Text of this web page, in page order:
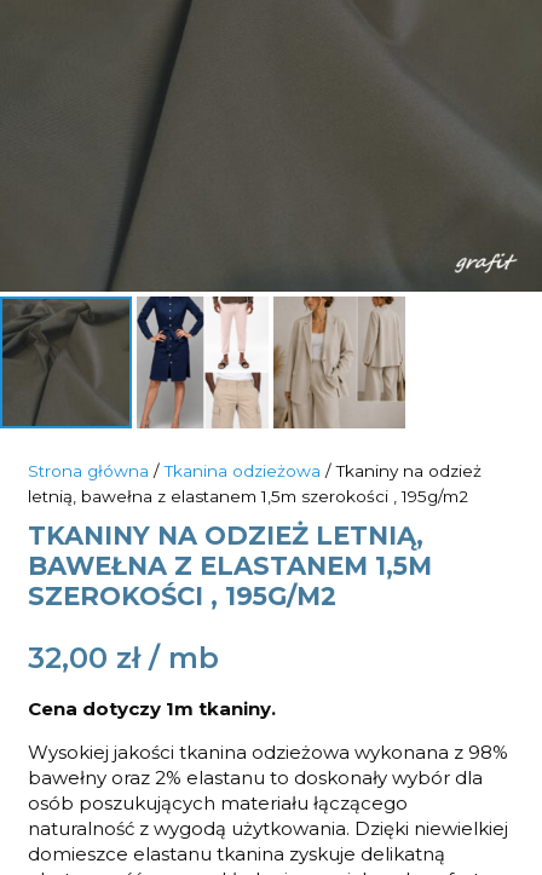
Strona główna /Tkanina odzieżowa / Tkaniny na odzież
letnią, bawełna z elastanem 1,5m szerokości , 195g/m2
TKANINY NA ODZIEŻ LETNIĄ,
BAWEŁNA Z ELASTANEM 1,5M
SZEROKOŚCI , 195G/M2
32,00 zł
Cena dotyczy 1m tkaniny.
Wysokiej jakości tkanina odzieżowa wykonana z 98%
bawełny oraz 2% elastanu to doskonały wybór dla
osób poszukujących materiału łączącego
naturalność z wygodą użytkowania. Dzięki niewielkiej
domieszce elastanu tkanina zyskuje delikatną